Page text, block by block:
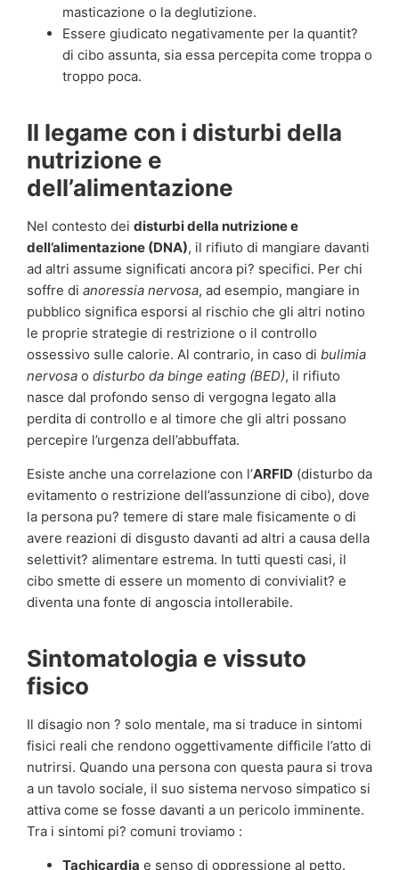
masticazione o la deglutizione.
Essere giudicato negativamente per la quantit?
di cibo assunta, sia essa percepita come troppa o
troppo poca.
Il legame con i disturbi della
nutrizione e
dell’alimentazione
Nel contesto dei disturbi della nutrizione e
dell’alimentazione (DNA), il rifiuto di mangiare davanti
ad altri assume significati ancora pi? specifici. Per chi
soffre di anoressia nervosa, ad esempio, mangiare in
pubblico significa esporsi al rischio che gli altri notino
le proprie strategie di restrizione o il controllo
ossessivo sulle calorie. Al contrario, in caso di bulimia
nervosa o disturbo da binge eating (BED), il rifiuto
nasce dal profondo senso di vergogna legato alla
perdita di controllo e al timore che gli altri possano
percepire l’urgenza dell’abbuffata.
Esiste anche una correlazione con l’ARFID (disturbo da
evitamento o restrizione dell’assunzione di cibo), dove
la persona pu? temere di stare male fisicamente o di
avere reazioni di disgusto davanti ad altri a causa della
selettivit? alimentare estrema. In tutti questi casi, il
cibo smette di essere un momento di convivialit? e
diventa una fonte di angoscia intollerabile.
Sintomatologia e vissuto
fisico
Il disagio non ? solo mentale, ma si traduce in sintomi
fisici reali che rendono oggettivamente difficile l’atto di
nutrirsi. Quando una persona con questa paura si trova
a un tavolo sociale, il suo sistema nervoso simpatico si
attiva come se fosse davanti a un pericolo imminente.
Tra i sintomi pi? comuni troviamo :
Tachicardia e senso di oppressione al petto.